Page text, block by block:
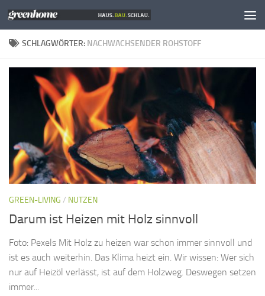
Zum Inhalt springen
SCHLAGWÖRTER: NACHWACHSENDER ROHSTOFF
GREEN-LIVING / NUTZEN
Darum ist Heizen mit Holz sinnvoll
Foto: Pexels Mit Holz zu heizen war schon immer sinnvoll und
ist es auch weiterhin. Das Klima heizt ein. Wir wissen: Wer sich
nur auf Heizöl verlässt, ist auf dem Holzweg. Deswegen setzen
immer...